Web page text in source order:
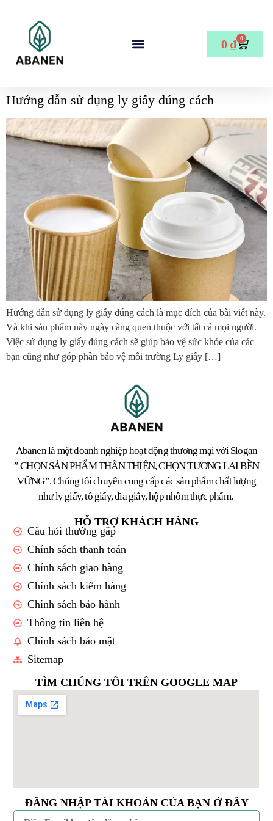
0 ₫ 0
Hướng dẫn sử dụng ly giấy đúng cách
Hướng dẫn sử dụng ly giấy đúng cách là mục đích của bài viết này.
Và khi sản phẩm này ngày càng quen thuộc với tất cả mọi người.
Việc sử dụng ly giấy đúng cách sẽ giúp bảo vệ sức khỏe của các
bạn cũng như góp phần bảo vệ môi trường Ly giấy […]
Abanen là một doanh nghiệp hoạt động thương mại với Slogan
” CHỌN SẢN PHẨM THÂN THIỆN, CHỌN TƯƠNG LAI BỀN
VỮNG”. Chúng tôi chuyên cung cấp các sản phẩm chất lượng
như ly giấy, tô giấy, đĩa giấy, hộp nhôm thực phẩm.
HỖ TRỢ KHÁCH HÀNG
Câu hỏi thường găp
Chính sách thanh toán
Chính sách giao hàng
Chính sách kiểm hàng
Chính sách bảo hành
Thông tin liên hệ
Chính sách bảo mật
Sitemap
TÌM CHÚNG TÔI TRÊN GOOGLE MAP
ĐĂNG NHẬP TÀI KHOẢN CỦA BẠN Ở ĐÂY